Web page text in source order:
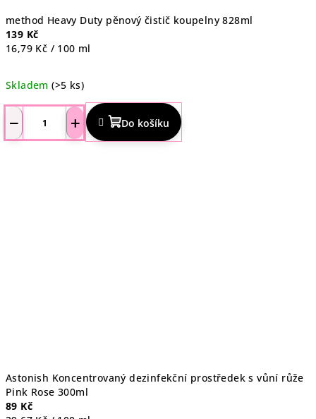
method Heavy Duty pěnový čistič koupelny 828ml
139 Kč
Měrná
16,79 Kč / 100 ml
Skladem(>5 ks)
hodnocení
produktu
je
+
− Do košíku
Astonish Koncentrovaný dezinfekční prostředek s vůní růže
Pink Rose 300ml
89 Kč